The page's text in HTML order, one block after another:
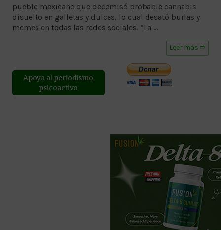
pueblo mexicano que decomisó probable cannabis
disuelto en galletas y dulces, lo cual desató burlas y
memes en todas las redes sociales. “La …
Leer más ➱
Apoya al periodismo
psicoactivo